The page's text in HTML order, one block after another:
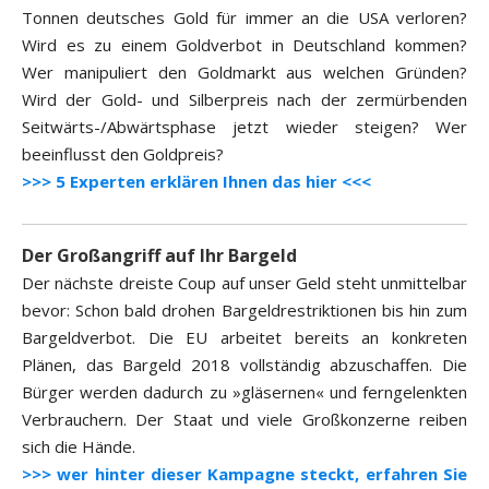
Tonnen deutsches Gold für immer an die USA verloren?
Wird es zu einem Goldverbot in Deutschland kommen?
Wer manipuliert den Goldmarkt aus welchen Gründen?
Wird der Gold- und Silberpreis nach der zermürbenden
Seitwärts-/Abwärtsphase jetzt wieder steigen? Wer
beeinflusst den Goldpreis?
>>> 5 Experten erklären Ihnen das hier <<<
Der Großangriff auf Ihr Bargeld
Der nächste dreiste Coup auf unser Geld steht unmittelbar
bevor: Schon bald drohen Bargeldrestriktionen bis hin zum
Bargeldverbot. Die EU arbeitet bereits an konkreten
Plänen, das Bargeld 2018 vollständig abzuschaffen. Die
Bürger werden dadurch zu »gläsernen« und ferngelenkten
Verbrauchern. Der Staat und viele Großkonzerne reiben
sich die Hände.
>>> wer hinter dieser Kampagne steckt, erfahren Sie